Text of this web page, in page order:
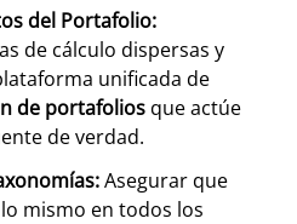
del Portafolio:
de cálculo dispersas y
unificada de
de portafolios que actúe
de verdad.
Asegurar que
lo mismo en todos los